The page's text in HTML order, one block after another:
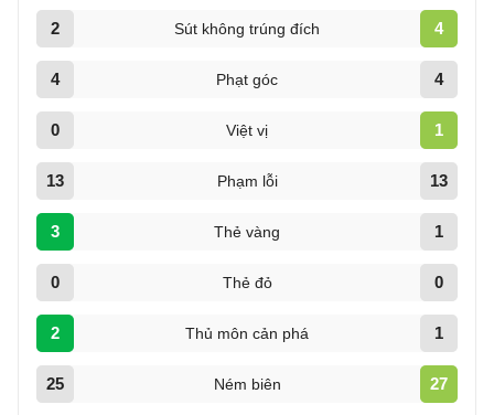
2 Sút không trúng đích 4
4 Phạt góc 4
0 Việt vị 1
13 Phạm lỗi 13
3 Thẻ vàng 1
0 Thẻ đỏ 0
2 Thủ môn cản phá 1
25 Ném biên 27